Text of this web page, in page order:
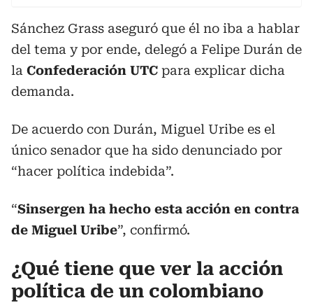
Sánchez Grass aseguró que él no iba a hablar
del tema y por ende, delegó a Felipe Durán de
la Confederación UTC para explicar dicha
demanda.
De acuerdo con Durán, Miguel Uribe es el
único senador que ha sido denunciado por
“hacer política indebida”.
“Sinsergen ha hecho esta acción en contra
de Miguel Uribe”, confirmó.
¿Qué tiene que ver la acción
política de un colombiano